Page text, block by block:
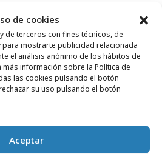
de cookies
de terceros con fines técnicos, de
mostrarte publicidad relacionada
el análisis anónimo de los hábitos de
más información sobre la Política de
las cookies pulsando el botón
su uso pulsando el botón
Aceptar
ADVEO